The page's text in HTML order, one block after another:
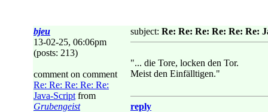
bjeu
13-02-25, 06:06pm
(posts: 213)
comment on comment
Re: Re: Re: Re: Re:
Java-Script from
Grubengeist
subject: Re: Re: Re: Re: Re: Re:
"... die Tore, locken den Tor.
Meist den Einfälltigen."
reply